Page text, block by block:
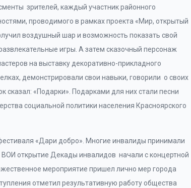
зрителей, каждый участник районного
проводимого в рамках проекта «Мир, открытый
воздушный шар и возможность показать свой
игры. А затем сказочный персонаж
на выставку декоративно-прикладного
демонстрировали свои навыки, говорили о своих
сказал: «Подарки». Подарками для них стали песни
социальной политики населения Красноярского
«Дари добро». Многие инвалиды принимали
открытие Декады инвалидов начали с концертной
мероприятие пришел лично мер города
отметил результативную работу общества